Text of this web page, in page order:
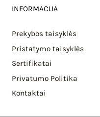
INFORMACIJA
Prekybos taisyklės
Pristatymo taisyklės
Sertifikatai
Privatumo Politika
Kontaktai